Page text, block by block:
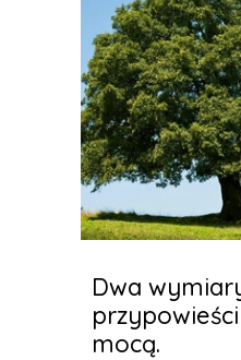
Dwa
mocą.